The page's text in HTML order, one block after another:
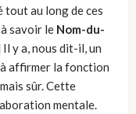
tout au long de ces
savoir le Nom-du-
y a, nous dit-il, un
affirmer la fonction
sûr. Cette
mentale.